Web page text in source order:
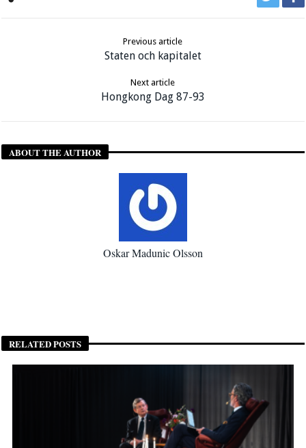
Previous article
Staten och kapitalet
Next article
Hongkong Dag 87-93
ABOUT THE AUTHOR
Oskar Madunic Olsson
RELATED POSTS